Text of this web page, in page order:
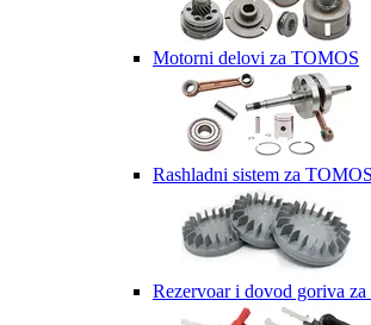
Motorni delovi za TOMOS
Rashladni sistem za TOMOS
Rezervoar i dovod goriva